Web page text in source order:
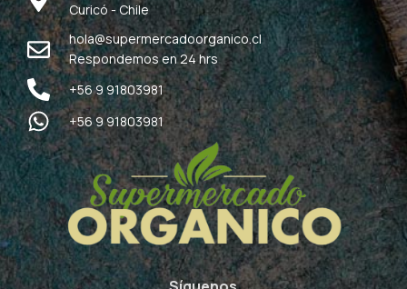
Curicó - Chile
hola@supermercadoorganico.cl
Respondemos en 24 hrs
+56 9 91803981
+56 9 91803981